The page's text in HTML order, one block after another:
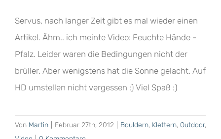
Servus, nach langer Zeit gibt es mal wieder einen
Artikel. Ähm.. ich meinte Video: Feuchte Hände -
Pfalz. Leider waren die Bedingungen nicht der
brüller. Aber wenigstens hat die Sonne gelacht. Auf
HD umstellen nicht vergessen :) Viel Spaß :)
Von Martin Februar 27th, 2012 Bouldern, Klettern, Outdoor,